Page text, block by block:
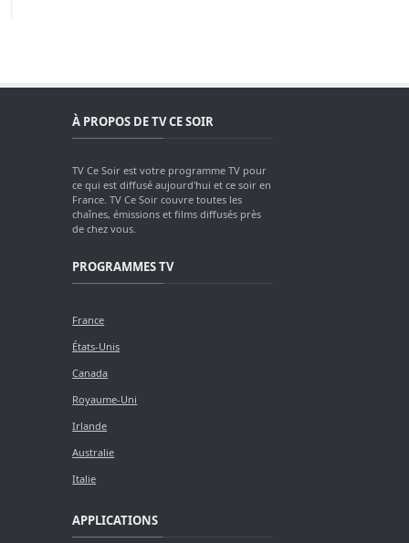
À PROPOS DE TV CE SOIR
TV Ce Soir est votre programme TV pour
ce qui est diffusé aujourd'hui et ce soir en
France. TV Ce Soir couvre toutes les
chaînes, émissions et films diffusés près
de chez vous.
PROGRAMMES TV
France
États-Unis
Canada
Royaume-Uni
Irlande
Australie
Italie
APPLICATIONS